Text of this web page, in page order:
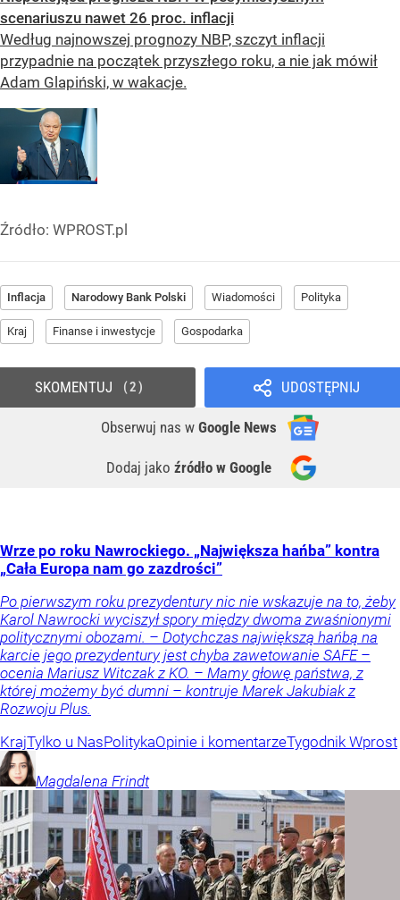
scenariuszu nawet 26 proc. inflacji
Według najnowszej prognozy NBP, szczyt inflacji
przypadnie na początek przyszłego roku, a nie jak mówił
Adam Glapiński, w wakacje.
Źródło: WPROST.pl
Inflacja Narodowy Bank Polski Wiadomości Polityka
Kraj Finanse i inwestycje Gospodarka
UDOSTĘPNIJ
Obserwuj nas w Google News
Dodaj jako źródło w Google
SKOMENTUJ 2
Wrze po roku Nawrockiego. „Największa hańba” kontra
„Cała Europa nam go zazdrości”
Po pierwszym roku prezydentury nic nie wskazuje na to, żeby
Karol Nawrocki wyciszył spory między dwoma zwaśnionymi
politycznymi obozami. – Dotychczas największą hańbą na
karcie jego prezydentury jest chyba zawetowanie SAFE –
ocenia Mariusz Witczak z KO. – Mamy głowę państwa, z
której możemy być dumni – kontruje Marek Jakubiak z
Rozwoju Plus.
KrajTylko u NasPolitykaOpinie i komentarzeTygodnik Wprost
Magdalena Frindt